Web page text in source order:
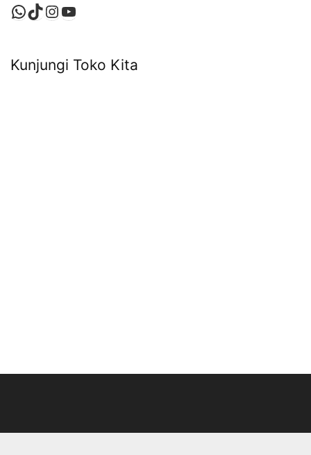
WhatsApp
TikTok
Instagram
YouTube
Kunjungi Toko Kita